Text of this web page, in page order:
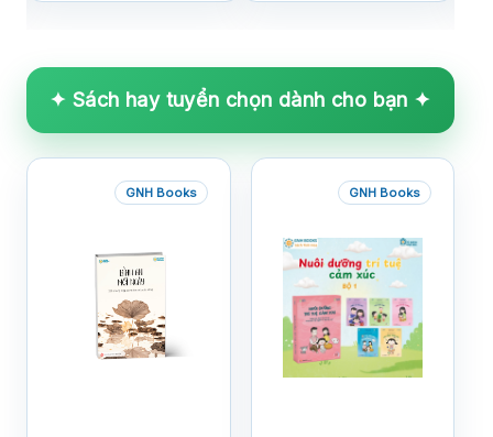
✦ Sách hay tuyển chọn dành cho bạn ✦
GNH Books GNH Books